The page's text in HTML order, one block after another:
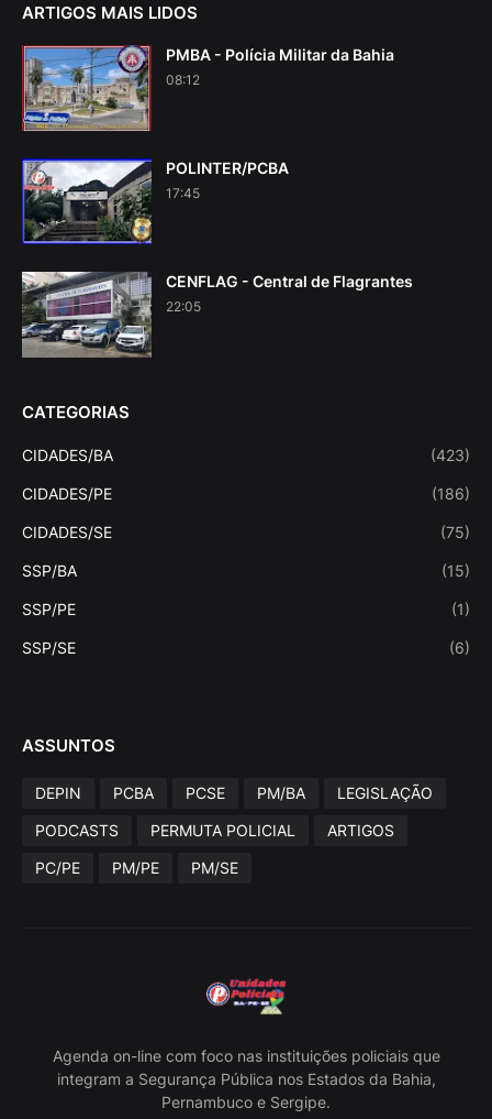
ARTIGOS MAIS LIDOS
PMBA - Polícia Militar da Bahia
08:12
POLINTER/PCBA
17:45
CENFLAG - Central de Flagrantes
22:05
CATEGORIAS
CIDADES/BA (423)
CIDADES/PE (186)
CIDADES/SE (75)
SSP/BA (15)
SSP/PE (1)
SSP/SE (6)
ASSUNTOS
DEPIN PCBA PCSE PM/BA
LEGISLAÇÃO
PODCASTS
PERMUTA POLICIAL
ARTIGOS
PC/PE
PM/PE PM/SE
Agenda on-line com foco nas instituições policiais que
integram a Segurança Pública nos Estados da Bahia,
Pernambuco e Sergipe.